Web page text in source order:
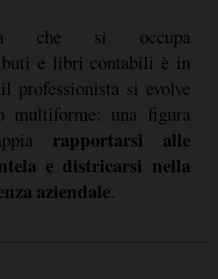
che si occupa
e libri contabili è in
professionista si evolve
multiforme: una figura
rapportarsi alle
e districarsi nella
aziendale.